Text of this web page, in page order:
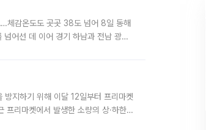
체감온도도 곳곳 38도 넘어 8일 동해
어선 데 이어 경기 하남과 전남 광양
지하기 위해 이달 12일부터 프리마켓
프리마켓에서 발생한 소량의 상·하한